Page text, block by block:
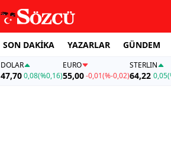
SON DAKİKA YAZARLAR GÜNDEM
DOLAR
47,700,08(%0,16)
EURO
55,00 -0,01(%-0,02)
STERLIN
64,22 0,05